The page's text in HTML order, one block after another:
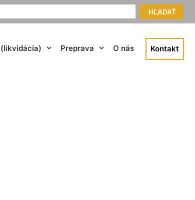
HĽADAŤ
Preprava O nás Kontakt